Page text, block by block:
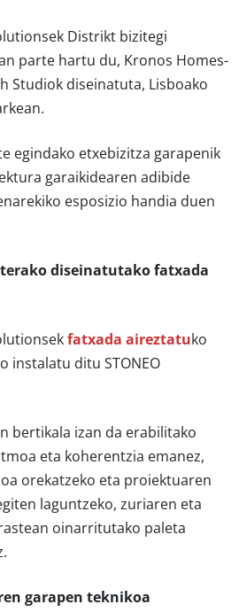
Distrikt bizitegi
parte hartu du, Kronos Homes-
Studiok diseinatuta, Lisboako
egindako etxebizitza garapenik
garaikidearen adibide
esposizio handia duen
diseinatutako fatxada
fatxada aireztatuko
instalatu ditu STONEO
bertikala izan da erabilitako
eta koherentzia emanez,
orekatzeko eta proiektuaren
laguntzeko, zuriaren eta
oinarritutako paleta
garapen teknikoa